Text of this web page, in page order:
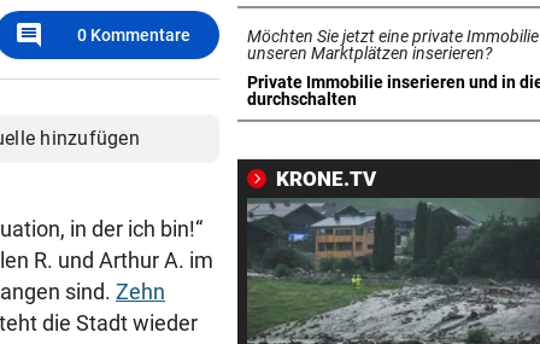
comment 0 Kommentare
hinzufügen
in der ich bin!“
R. und Arthur A. im
sind. Zehn
die Stadt wieder
LIVE: Legendentreffen!
gegen Werder Bremen
NACH WANDERUNG vor
22-Jährige erlitt auf
AFLE TOP-SPIEL: vor
LIVE: Vienna Vikings treffen
Wroclav Panthers
NACH ABSCHIED AUS RIED vor
Möchten Sie jetzt eine private
unseren Marktplätzen inserieren?
Private Immobilie inserieren und in
durchschalten
in neuem Tab öffnen
KRONE.TV